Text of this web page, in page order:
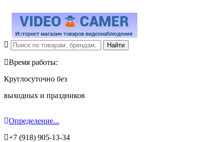
Время работы:
Круглосуточно без
выходных и праздников
Определение...
+7 (918) 905-13-34